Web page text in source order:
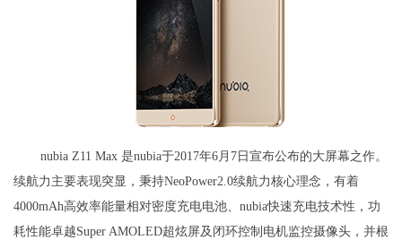
nubia Z11 Max 是nubia于2017年6月7日宣布公布的大屏幕之作。
续航力主要表现突显，秉持NeoPower2.0续航力核心理念，有着
4000mAh高效率能量相对密度充电电池、nubia快速充电技术性，功
耗性能卓越Super AMOLED超炫屏及闭环控制电机监控摄像头，并根